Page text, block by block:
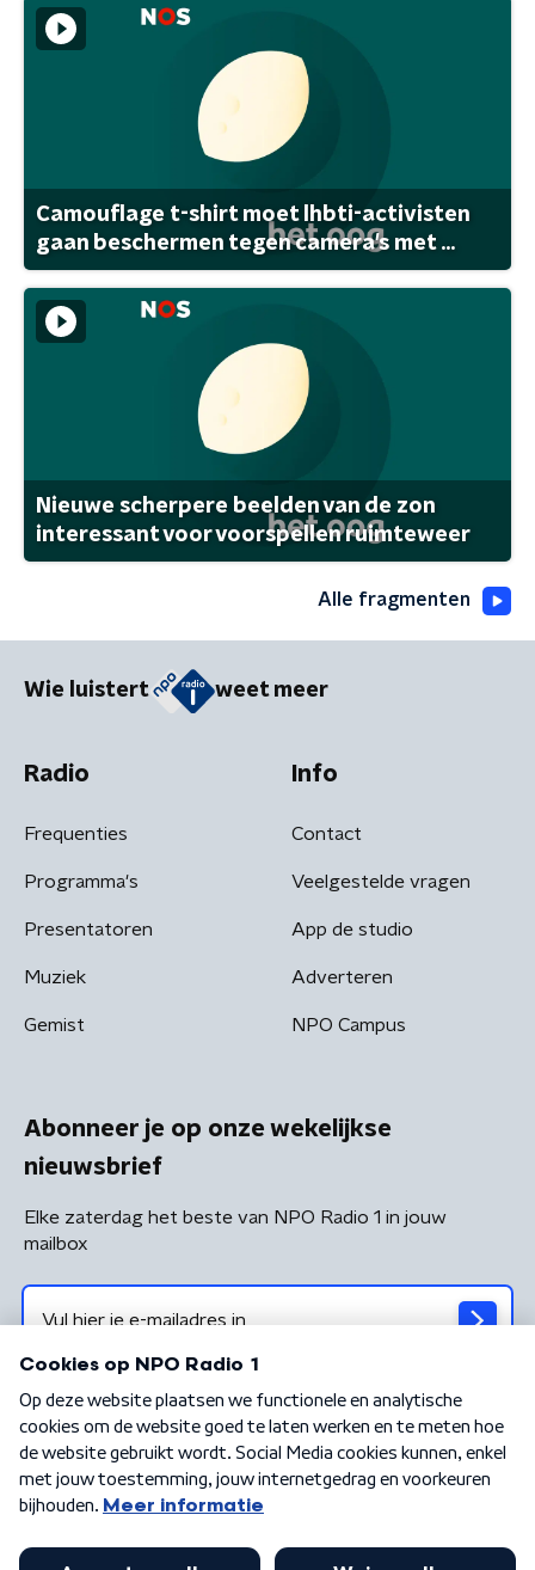
Camouflage t-shirt moet lhbti-activisten
gaan beschermen tegen camera's met ...
Nieuwe scherpere beelden van de zon
interessant voor voorspellen ruimteweer
Alle fragmenten
Wie luistert weet meer
Radio
Frequenties
Programma's
Presentatoren
Muziek
Gemist
Info
Contact
Veelgestelde vragen
App de studio
Adverteren
NPO Campus
Abonneer je op onze wekelijkse
nieuwsbrief
Elke zaterdag het beste van NPO Radio 1 in jouw
mailbox
Algemene voorwaarden